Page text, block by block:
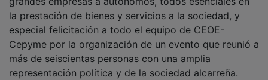
la prestación de bienes y servicios a la sociedad, y
especial felicitación a todo el equipo de CEOE-
Cepyme por la organización de un evento que reunió a
más de seiscientas personas con una amplia
representación política y de la sociedad alcarreña.